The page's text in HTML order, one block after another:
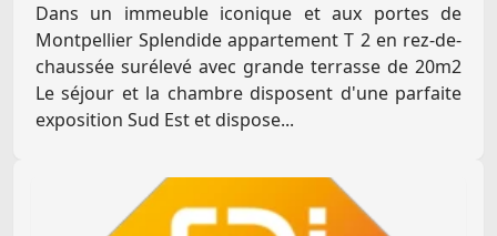
Dans un immeuble iconique et aux portes de
Montpellier Splendide appartement T 2 en rez-de-
chaussée surélevé avec grande terrasse de 20m2
Le séjour et la chambre disposent d'une parfaite
exposition Sud Est et dispose...